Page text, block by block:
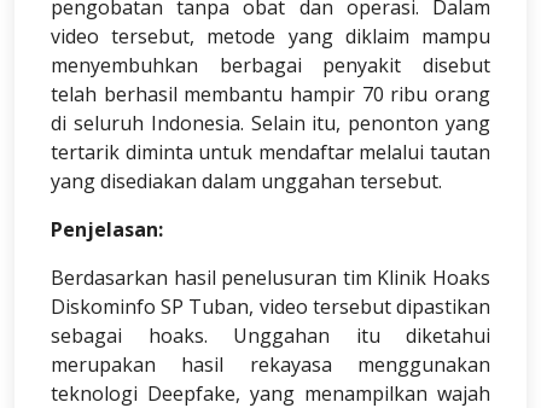
pengobatan tanpa obat dan operasi. Dalam
video tersebut, metode yang diklaim mampu
menyembuhkan berbagai penyakit disebut
telah berhasil membantu hampir 70 ribu orang
di seluruh Indonesia. Selain itu, penonton yang
tertarik diminta untuk mendaftar melalui tautan
yang disediakan dalam unggahan tersebut.
Penjelasan:
Berdasarkan hasil penelusuran tim Klinik Hoaks
Diskominfo SP Tuban, video tersebut dipastikan
sebagai hoaks. Unggahan itu diketahui
merupakan hasil rekayasa menggunakan
teknologi Deepfake, yang menampilkan wajah